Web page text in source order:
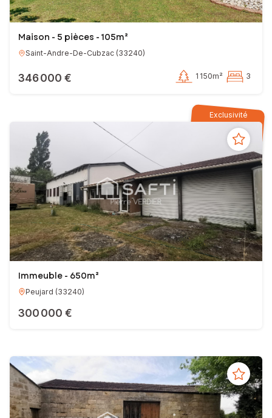
Maison - 5 pièces - 105m²
Saint-Andre-De-Cubzac (33240)
346 000 € 1 150m² 3
Exclusivité
Immeuble - 650m²
Peujard (33240)
300 000 €